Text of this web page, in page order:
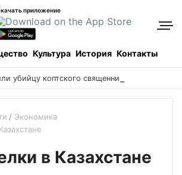
приложение
Культура История Контакты
убийцу коптского священника
Экономика
в Казахстане